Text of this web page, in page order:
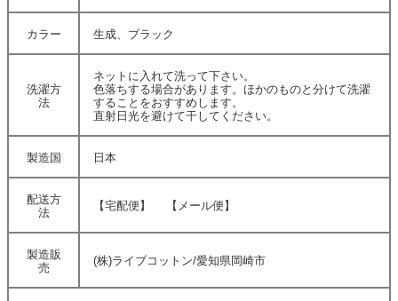
カラー 生成、ブラック
洗濯方
法
ネットに入れて洗って下さい。
色落ちする場合があります。ほかのものと分けて洗濯
することをおすすめします。
直射日光を避けて干してください。
製造国 日本
配送方
法
【宅配便】 【メール便】
製造販
売
(株)ライブコットン/愛知県岡崎市